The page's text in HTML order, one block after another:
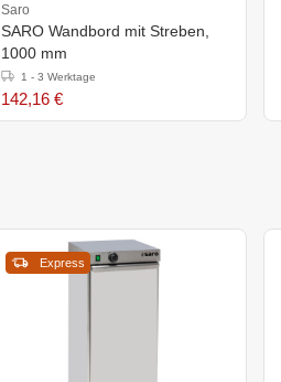
Saro
SARO Wandbord mit Streben,
1000 mm
1 - 3 Werktage
142,16 €
Express